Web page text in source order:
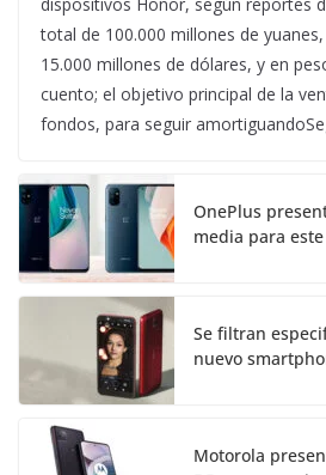
total de 100.000 millones de
15.000 millones de dólares, y en
cuento; el objetivo principal de la
fondos, para seguir
OnePlus
media para
Se filtran
nuevo
Motorola